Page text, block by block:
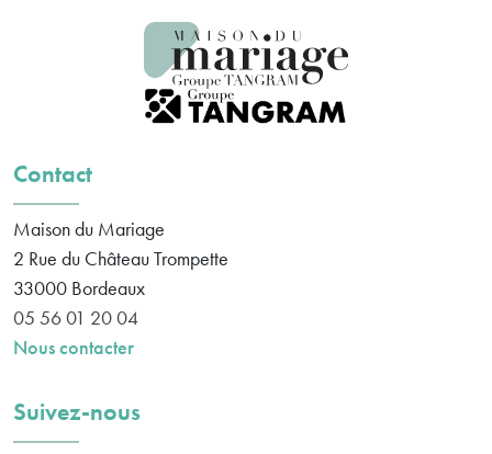
Contact
Maison du Mariage
2 Rue du Château Trompette
33000 Bordeaux
05 56 01 20 04
Nous contacter
Suivez-nous